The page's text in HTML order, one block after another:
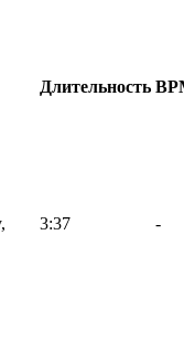
Длительность
3:37 -